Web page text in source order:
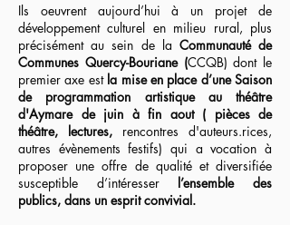
Ils oeuvrent aujourd’hui à un projet de
développement culturel en milieu rural, plus
précisément au sein de la Communauté de
Communes Quercy-Bouriane (CCQB) dont le
premier axe est la mise en place d’une Saison
de programmation artistique au théâtre
d'Aymare de juin à fin aout ( pièces de
théâtre, lectures, rencontres d'auteurs.rices,
autres évènements festifs) qui a vocation à
proposer une offre de qualité et diversifiée
susceptible d’intéresser l’ensemble des
publics, dans un esprit convivial.